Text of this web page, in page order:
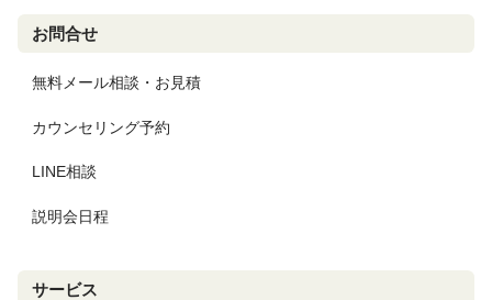
お問合せ
無料メール相談・お見積
カウンセリング予約
LINE相談
説明会日程
サービス